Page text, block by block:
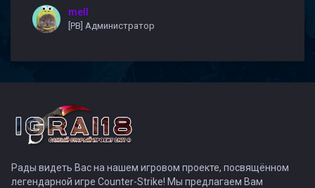
mell
[PB] Администратор
Рады видеть Вас на нашем игровом проекте, посвящённом
легендарной игре Counter-Strike! Мы предлагаем Вам